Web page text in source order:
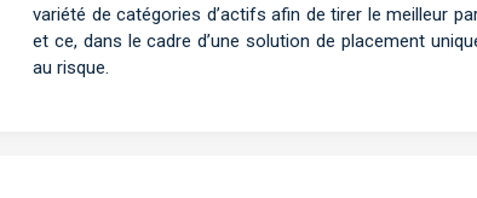
variété de catégories d’actifs afin de tirer le meilleur
et ce, dans le cadre d’une solution de placement
au risque.